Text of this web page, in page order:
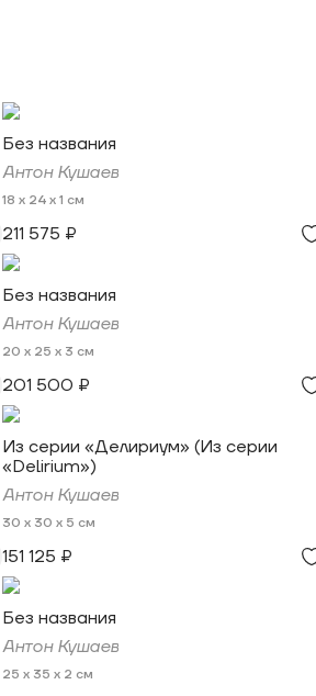
Без названия
Антон Кушаев
18 x 24 x 1 см
211 575 ₽
Без названия
Антон Кушаев
20 x 25 x 3 см
201 500 ₽
Из серии «Делириум» (Из серии
«Delirium»)
Антон Кушаев
30 x 30 x 5 см
151 125 ₽
Без названия
Антон Кушаев
25 x 35 x 2 см